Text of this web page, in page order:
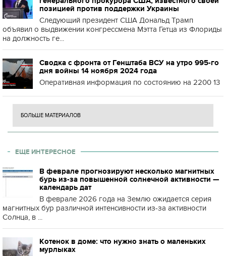
позицией против поддержки Украины
Следующий президент США Дональд Трамп
объявил о выдвижении конгрессмена Мэтта Гетца из Флориды
на должность ге...
Сводка с фронта от Генштаба ВСУ на утро 995-го
дня войны 14 ноября 2024 года
Оперативная информация по состоянию на 2200 13
БОЛЬШЕ МАТЕРИАЛОВ
ЕЩЕ ИНТЕРЕСНОЕ
В феврале прогнозируют несколько магнитных
бурь из-за повышенной солнечной активности —
календарь дат
В феврале 2026 года на Землю ожидается серия
магнитных бур различной интенсивности из-за активности
Солнца, в ...
Котенок в доме: что нужно знать о маленьких
мурлыках